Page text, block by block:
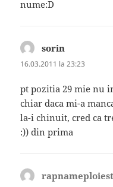
nume:D
sorin
16.03.2011 la 23:23
pt pozitia 29 mie nu
chiar daca mi-a
la-i chinuit, cred ca
:)) din prima